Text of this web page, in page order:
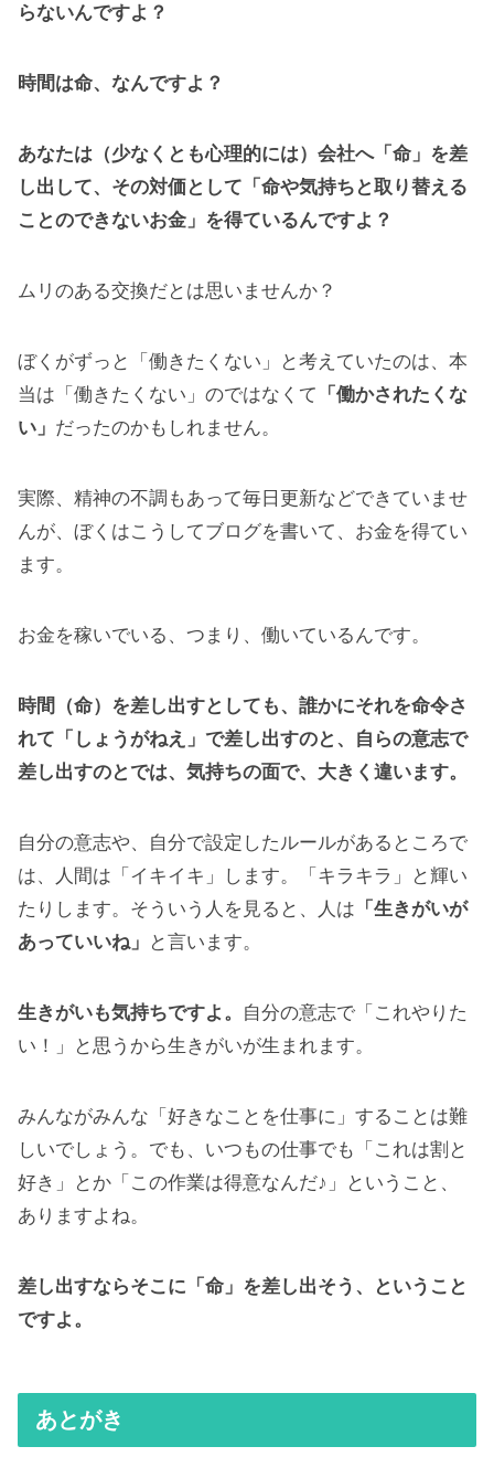
らないんですよ？
時間は命、なんですよ？
あなたは（少なくとも心理的には）会社へ「命」を差
し出して、その対価として「命や気持ちと取り替える
ことのできないお金」を得ているんですよ？
ムリのある交換だとは思いませんか？
ぼくがずっと「働きたくない」と考えていたのは、本
当は「働きたくない」のではなくて
「働かされたくな
い」 だったのかもしれません。
実際、精神の不調もあって毎日更新などできていませ
んが、ぼくはこうしてブログを書いて、お金を得てい
ます。
お金を稼いでいる、つまり、働いているんです。
時間（命）を差し出すとしても、誰かにそれを命令さ
れて「しょうがねえ」で差し出すのと、自らの意志で
差し出すのとでは、気持ちの面で、大きく違います。
自分の意志や、自分で設定したルールがあるところで
は、人間は「イキイキ」します。「キラキラ」と輝い
たりします。そういう人を見ると、人は 「生きがいが
あっていいね」
と言います。
生きがいも気持ちですよ。
自分の意志で「これやりた
い！」と思うから生きがいが生まれます。
みんながみんな「好きなことを仕事に」することは難
しいでしょう。でも、いつもの仕事でも「これは割と
好き」とか「この作業は得意なんだ♪」ということ、
ありますよね。
差し出すならそこに「命」を差し出そう、ということ
ですよ。
あとがき